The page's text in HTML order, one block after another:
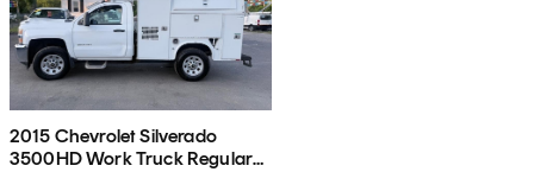
2015 Chevrolet Silverado
3500HD Work Truck Regular